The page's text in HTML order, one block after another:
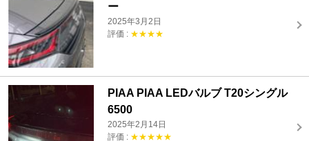
ー
2025年3月2日
評価 : ★★★★
PIAA PIAA LEDバルブ T20シングル
6500
2025年2月14日
評価 : ★★★★★